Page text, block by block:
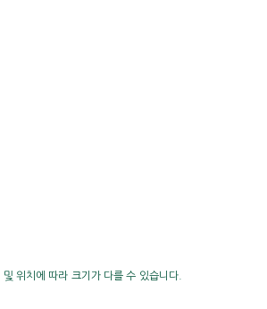
위치에 따라 크기가 다를 수 있습니다.